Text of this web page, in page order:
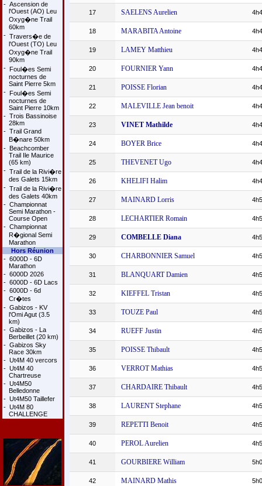
- Ascension de
l'Ouest (AO) Leu
Oxyg�ne Trail
60km
- Travers�e de
l'Ouest (TO) Leu
Oxyg�ne Trail
90km
- Foul�es Semi
nocturnes de
Saint Pierre 5km
- Foul�es Semi
nocturnes de
Saint Pierre 10km
- Trois Bassinoise
28km
- Trail Grand
B�nare 50km
- Beachcomber
Trail Ile Maurice
(65 km)
- Trail de la Rivi�re
des Galets 15km
- Trail de la Rivi�re
des Galets 40km
- Championnat
Semi Marathon -
Course Open
- Championnat
R�gional Semi
Marathon
Hors Réunion
- 6000D - 6D
Marathon
- 6000D 2026
- 6000D - 6D Lacs
- 6000D - 6d
Cr�tes
- Gabizos - KV
l'Omi Agut (3.5
km)
- Gabizos - La
Berbeillet (20 km)
- Gabizos Sky
Race 30km
- Ut4M 40 vercors
- Ut4M 40
Chartreuse
- Ut4M50
Belledonne
- Ut4M50 Taillefer
- Ut4M 80
CHALLENGE
17 SAELENS Aurelien
18 MARABITA Antoine
19 LAMEY Matthieu
20 FOURNIER Yann
21 POISSE Florian
22 MALEVILLE Jean benoit
23 VINET Mathilde
24 BOYER Brice
25 THEVENET Ugo
26 KHELIFI Halim
27 MAINARD Lorris
28 LECHARTIER Romain
29 COMBELLE Diana
30 CHARBONNIER Samuel
31 BLANQUART Damien
32 KIEFFEL Tristan
33 TOUZE Paul
34 RUEFF Justin
35 POISSE Thibault
36 VERROT Mathias
37 CHARDAIRE Thibault
38 LAURENT Stephane
39 REPETTI Benoit
40 PEROL Aurelien
41 GOURBIERE William
42 MAINARD Mathis